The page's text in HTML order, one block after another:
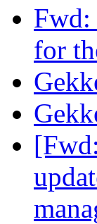
Fwd:
for